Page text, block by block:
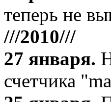
теперь не
///2010///
27 января.
счетчика